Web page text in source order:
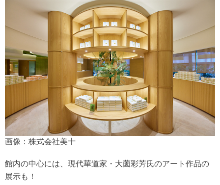
画像：株式会社美十
館内の中心には、現代華道家・大薗彩芳氏のアート作品の
展示も！